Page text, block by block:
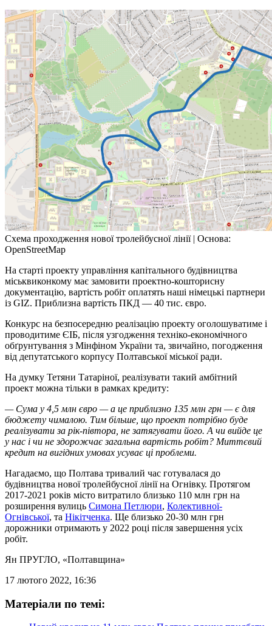
Схема проходження нової тролейбусної лінії | Основа:
OpenStreetMap
На старті проекту управління капітального будівництва
міськвиконкому має замовити проектно-кошторисну
документацію, вартість робіт оплатять наші німецькі партнери
із GIZ. Приблизна вартість ПКД — 40 тис. євро.
Конкурс на безпосередню реалізацію проекту оголошуватиме і
проводитиме ЄІБ, після узгодження техніко-економічного
обґрунтування з Мінфіном України та, звичайно, погодження
від депутатського корпусу Полтавської міської ради.
На думку Тетяни Татаріної, реалізувати такий амбітний
проект можна тільки в рамках кредиту:
— Сума у 4,5 млн євро — а це приблизно 135 млн грн — є для
бюджету чималою. Тим більше, що проект потрібно буде
реалізувати за рік-півтора, не затягувати його. А чи вийде це
у нас і чи не здорожчає загальна вартість робіт? Миттєвий
кредит на вигідних умовах усуває ці проблеми.
Нагадаємо, що Полтава тривалий час готувалася до
будівництва нової тролейбусної лінії на Огнівку. Протягом
2017-2021 років місто витратило близько 110 млн грн на
розширення вулиць Симона Петлюри, Колективної-
Огнівської, та Нікітченка. Ще близько 20-30 млн грн
дорожники отримають у 2022 році після завершення усіх
робіт.
Ян ПРУГЛО, «Полтавщина»
17 лютого 2022, 16:36
Матеріали по темі: